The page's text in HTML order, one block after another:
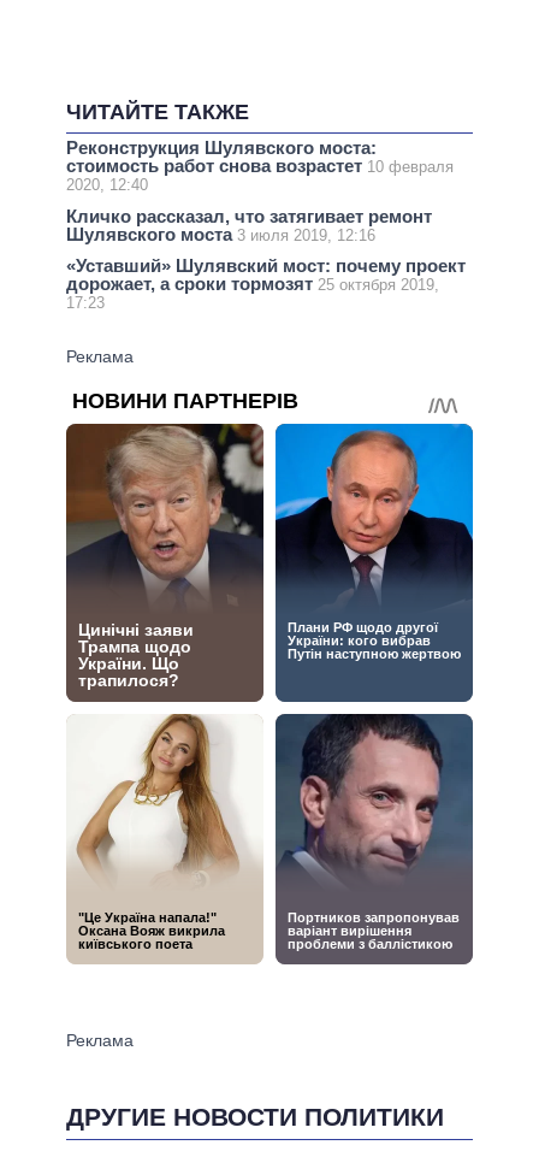
ЧИТАЙТЕ ТАКЖЕ
Реконструкция Шулявского моста:
стоимость работ снова возрастет 10 февраля
2020, 12:40
Кличко рассказал, что затягивает ремонт
Шулявского моста 3 июля 2019, 12:16
«Уставший» Шулявский мост: почему проект
дорожает, а сроки тормозят 25 октября 2019,
17:23
ДРУГИЕ НОВОСТИ ПОЛИТИКИ